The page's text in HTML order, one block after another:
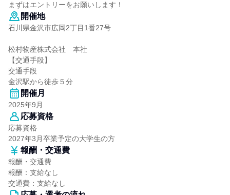
まずはエントリーをお願いします！
開催地
石川県金沢市広岡2丁目1番27号
松村物産株式会社 本社
【交通手段】
交通手段
金沢駅から徒歩５分
開催月
2025年9月
応募資格
応募資格
2027年3月卒業予定の大学生の方
報酬・交通費
報酬・交通費
報酬：支給なし
交通費：支給なし